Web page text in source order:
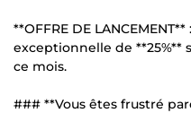
**OFFRE DE
exceptionnelle de **25%**
ce mois.
### **Vous êtes frustré